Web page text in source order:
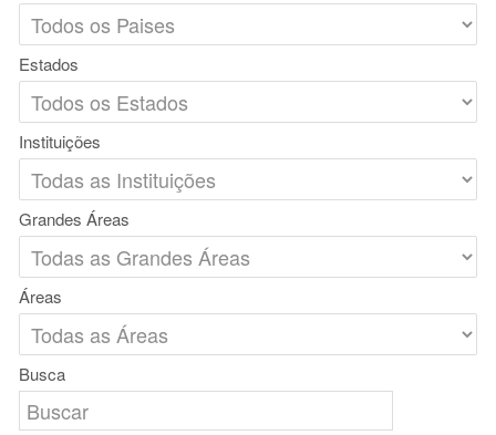
Estados
Instituições
Grandes Áreas
Áreas
Busca